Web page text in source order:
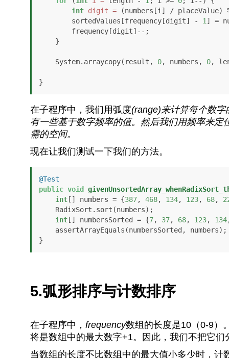
int digit = (numbers[i] / placeValue)
        sortedValues[frequency[digit] -
1 ] =
    System.arraycopy(result,
0, numbers, 0,
}
在子程序中，我们用弧度(range)来计算每个数字
有一些基于数字频率的值。然后我们用频率来
需的空间。
现在让我们测试一下我们的方法。
@Test
public void
int[] numbers = {387, 468, 134, 123, 68,
int[] numbersSorted = {7, 37, 68, 123, 134
}
5.弧形排序与计数排序
在子程序中， frequency数组的长度是10（0-9）
将是数组中的最大数字+1。因此，我们不把它
当数组的长度不比数组中的最大值小多少时，